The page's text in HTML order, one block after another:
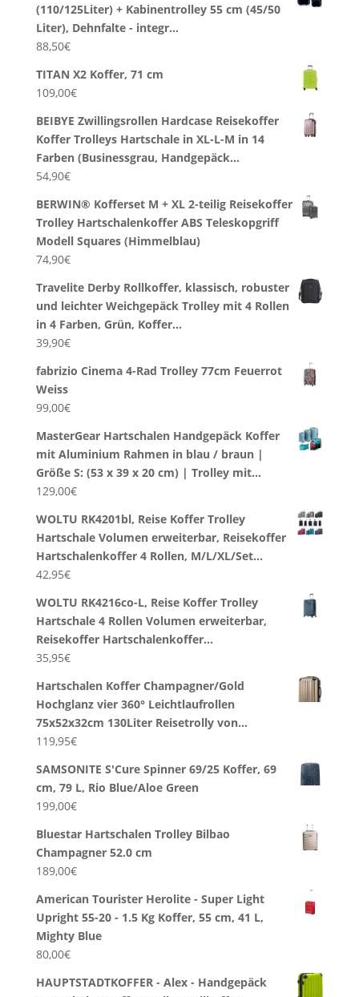
(110/125Liter) + Kabinentrolley 55 cm (45/50
Liter), Dehnfalte - integr…
88,50€
TITAN X2 Koffer, 71 cm
109,00€
BEIBYE Zwillingsrollen Hardcase Reisekoffer
Koffer Trolleys Hartschale in XL-L-M in 14
Farben (Businessgrau, Handgepäck…
54,90€
BERWIN® Kofferset M + XL 2-teilig Reisekoffer
Trolley Hartschalenkoffer ABS Teleskopgriff
Modell Squares (Himmelblau)
74,90€
Travelite Derby Rollkoffer, klassisch, robuster
und leichter Weichgepäck Trolley mit 4 Rollen
in 4 Farben, Grün, Koffer…
39,90€
fabrizio Cinema 4-Rad Trolley 77cm Feuerrot
Weiss
99,00€
MasterGear Hartschalen Handgepäck Koffer
mit Aluminium Rahmen in blau / braun |
Größe S: (53 x 39 x 20 cm) | Trolley mit…
129,00€
WOLTU RK4201bl, Reise Koffer Trolley
Hartschale Volumen erweiterbar, Reisekoffer
Hartschalenkoffer 4 Rollen, M/L/XL/Set…
42,95€
WOLTU RK4216co-L, Reise Koffer Trolley
Hartschale 4 Rollen Volumen erweiterbar,
Reisekoffer Hartschalenkoffer…
35,95€
Hartschalen Koffer Champagner/Gold
Hochglanz vier 360° Leichtlaufrollen
75x52x32cm 130Liter Reisetrolly von…
119,95€
SAMSONITE S'Cure Spinner 69/25 Koffer, 69
cm, 79 L, Rio Blue/Aloe Green
199,00€
Bluestar Hartschalen Trolley Bilbao
Champagner 52.0 cm
189,00€
American Tourister Herolite - Super Light
Upright 55-20 - 1.5 Kg Koffer, 55 cm, 41 L,
Mighty Blue
80,00€
HAUPTSTADTKOFFER - Alex - Handgepäck